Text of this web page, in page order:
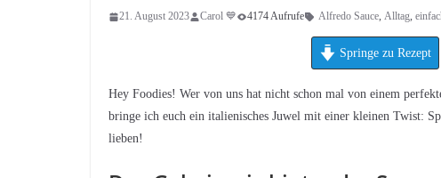
21. August 2023 Carol 💙 4174 Aufrufe Alfredo Sauce, Alltag,
Springe zu Rezept
Hey Foodies! Wer von uns hat nicht schon mal von einem
bringe ich euch ein italienisches Juwel mit einer kleinen Twist:
lieben!